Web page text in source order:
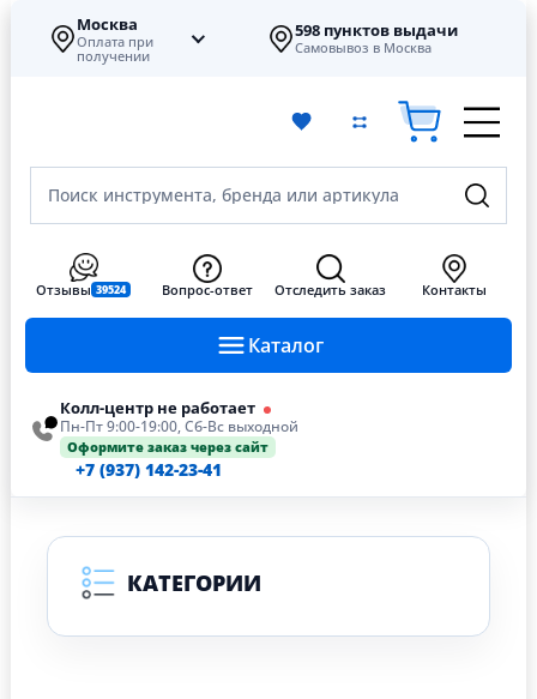
Москва
Оплата при
получении
598 пунктов выдачи
Самовывоз в Москва
Поиск инструмента, бренда или артикула
Каталог
Отзывы 39524 Вопрос-ответ Отследить заказ Контакты
Колл-центр не работает
Пн-Пт 9:00-19:00, Сб-Вс выходной
Оформите заказ через сайт
+7 (937) 142-23-41
КАТЕГОРИИ